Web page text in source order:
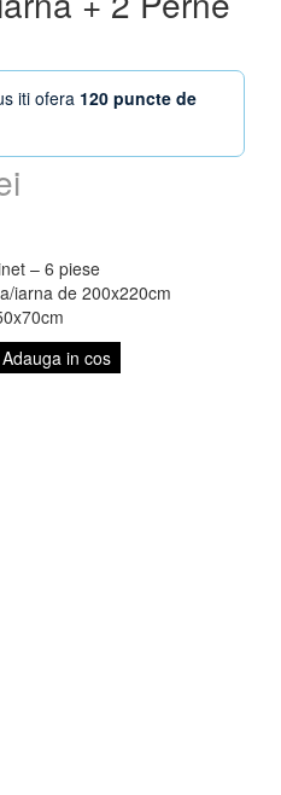
iti ofera 120 puncte de
este:
239,00 lei.
– 6 piese
iarna de 200x220cm
PACHET PROMOTIONAL:
Adauga in cos